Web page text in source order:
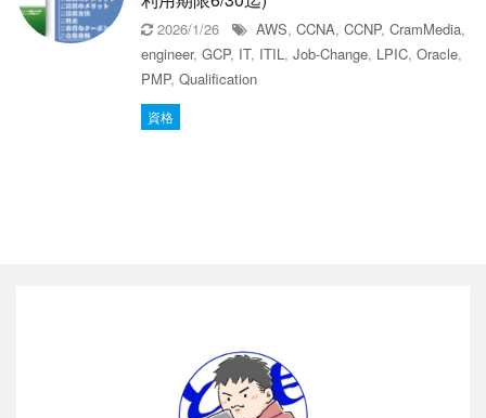
2026/1/26 AWS, CCNA, CCNP, CramMedia,
engineer, GCP, IT, ITIL, Job-Change, LPIC, Oracle,
PMP, Qualification
資格